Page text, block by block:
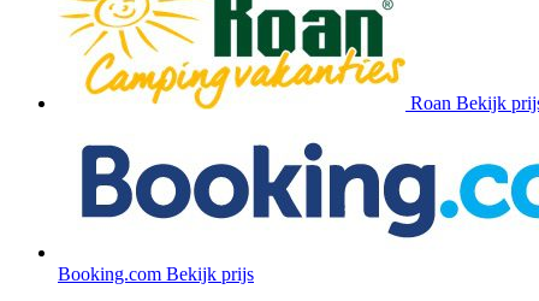
Roan Bekijk
Booking.com Bekijk prijs